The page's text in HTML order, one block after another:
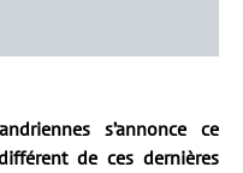
s’annonce ce
de ces dernières